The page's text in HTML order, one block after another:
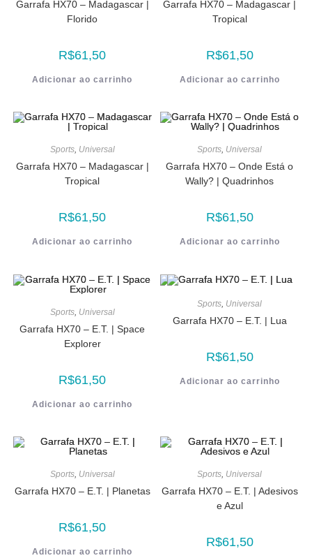
Garrafa HX70 – Madagascar |
Florido
R$61,50
Adicionar ao carrinho
Garrafa HX70 – Madagascar |
Tropical
R$61,50
Adicionar ao carrinho
Sports, Universal
Garrafa HX70 – Madagascar |
Tropical
R$61,50
Adicionar ao carrinho
Sports, Universal
Garrafa HX70 – Onde Está o
Wally? | Quadrinhos
R$61,50
Adicionar ao carrinho
Sports, Universal
Garrafa HX70 – E.T. | Space
Explorer
R$61,50
Adicionar ao carrinho
Sports, Universal
Garrafa HX70 – E.T. | Lua
R$61,50
Adicionar ao carrinho
Sports, Universal
Garrafa HX70 – E.T. | Planetas
R$61,50
Adicionar ao carrinho
Sports, Universal
Garrafa HX70 – E.T. | Adesivos
e Azul
R$61,50